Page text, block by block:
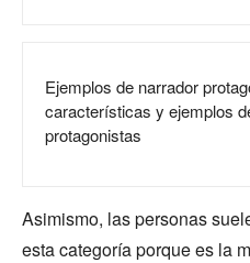
Ejemplos de narrador
características y ejemplos
protagonistas
Asimismo, las personas
esta categoría porque es la